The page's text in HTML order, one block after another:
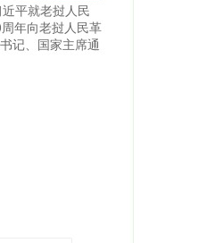
平就老挝人民
年向老挝人民革
记、国家主席通